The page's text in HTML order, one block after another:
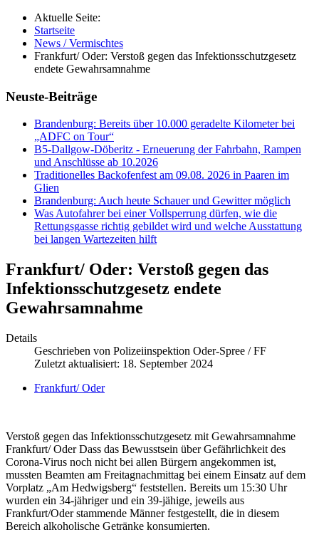
Aktuelle Seite:
Startseite
News / Vermischtes
Frankfurt/ Oder: Verstoß gegen das Infektionsschutzgesetz
endete Gewahrsamnahme
Neuste-Beiträge
Brandenburg: Bereits über 10.000 geradelte Kilometer bei
„ADFC on Tour“
B5-Dallgow-Döberitz - Erneuerung der Fahrbahn, Rampen
und Anschlüsse ab 10.2026
Traditionelles Backofenfest am 09.08. 2026 in Paaren im
Glien
Brandenburg: Auch heute Schauer und Gewitter möglich
Was Autofahrer bei einer Vollsperrung dürfen, wie die
Rettungsgasse richtig gebildet wird und welche Ausstattung
bei langen Wartezeiten hilft
Frankfurt/ Oder: Verstoß gegen das
Infektionsschutzgesetz endete
Gewahrsamnahme
Details
Geschrieben von Polizeiinspektion Oder-Spree / FF
Zuletzt aktualisiert: 18. September 2024
Frankfurt/ Oder
Verstoß gegen das Infektionsschutzgesetz mit Gewahrsamnahme
Frankfurt/ Oder Dass das Bewusstsein über Gefährlichkeit des
Corona-Virus noch nicht bei allen Bürgern angekommen ist,
mussten Beamten am Freitagnachmittag bei einem Einsatz auf dem
Vorplatz „Am Hedwigsberg“ feststellen. Bereits um 15:30 Uhr
wurden ein 34-jähriger und ein 39-jähige, jeweils aus
Frankfurt/Oder stammende Männer festgestellt, die in diesem
Bereich alkoholische Getränke konsumierten.